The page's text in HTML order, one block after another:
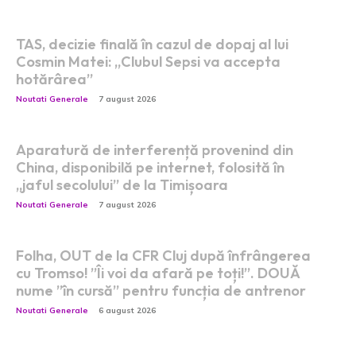
TAS, decizie finală în cazul de dopaj al lui
Cosmin Matei: „Clubul Sepsi va accepta
hotărârea”
Noutati Generale 7 august 2026
Aparatură de interferență provenind din
China, disponibilă pe internet, folosită în
„jaful secolului” de la Timișoara
Noutati Generale 7 august 2026
Folha, OUT de la CFR Cluj după înfrângerea
cu Tromso! ”Îi voi da afară pe toți!”. DOUĂ
nume ”în cursă” pentru funcția de antrenor
Noutati Generale 6 august 2026